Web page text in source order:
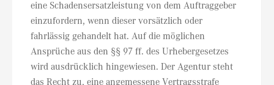
eine Schadensersatzleistung von dem Auftraggeber
einzufordern, wenn dieser vorsätzlich oder
fahrlässig gehandelt hat. Auf die möglichen
Ansprüche aus den §§ 97 ff. des Urhebergesetzes
wird ausdrücklich hingewiesen. Der Agentur steht
das Recht zu, eine angemessene Vertragsstrafe